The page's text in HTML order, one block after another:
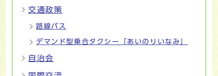
交通政策
路線バス
デマンド型乗合タクシー「あいのりいなみ」
自治会